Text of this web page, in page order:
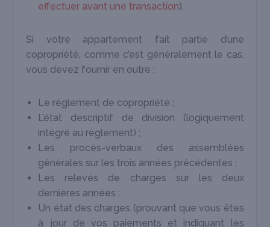
effectuer avant une transaction).
Si votre appartement fait partie d’une
copropriété, comme c’est généralement le cas,
vous devez fournir en outre :
Le règlement de copropriété ;
L’état descriptif de division (logiquement
intégré au règlement) ;
Les procès-verbaux des assemblées
générales sur les trois années précédentes ;
Les relevés de charges sur les deux
dernières années ;
Un état des charges (prouvant que vous êtes
à jour de vos paiements et indiquant les